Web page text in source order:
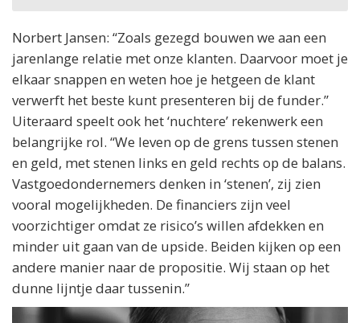
Norbert Jansen: “Zoals gezegd bouwen we aan een
jarenlange relatie met onze klanten. Daarvoor moet je
elkaar snappen en weten hoe je hetgeen de klant
verwerft het beste kunt presenteren bij de funder.”
Uiteraard speelt ook het ‘nuchtere’ rekenwerk een
belangrijke rol. “We leven op de grens tussen stenen
en geld, met stenen links en geld rechts op de balans.
Vastgoedondernemers denken in ‘stenen’, zij zien
vooral mogelijkheden. De financiers zijn veel
voorzichtiger omdat ze risico’s willen afdekken en
minder uit gaan van de upside. Beiden kijken op een
andere manier naar de propositie. Wij staan op het
dunne lijntje daar tussenin.”